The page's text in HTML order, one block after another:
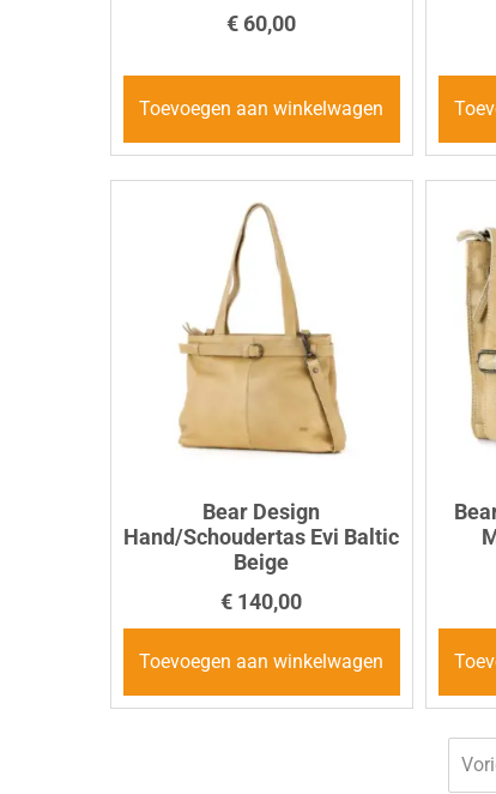
€ 60,00
Toevoegen aan winkelwagen
Bear Design
Hand/Schoudertas Evi Baltic
Beige
€ 140,00
Toevoegen aan winkelwagen